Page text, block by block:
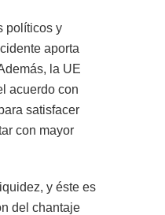
políticos y
aporta
la UE
acuerdo con
satisfacer
con mayor
y éste es
del chantaje